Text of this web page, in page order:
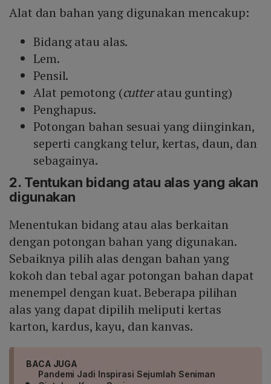
Alat dan bahan yang digunakan mencakup:
Bidang atau alas.
Lem.
Pensil.
Alat pemotong (cutteratau gunting)
Penghapus.
Potongan bahan sesuai yang diinginkan,
seperti cangkang telur, kertas, daun, dan
sebagainya.
2. Tentukan bidang atau alas yang akan
digunakan
Menentukan bidang atau alas berkaitan
dengan potongan bahan yang digunakan.
Sebaiknya pilih alas dengan bahan yang
kokoh dan tebal agar potongan bahan dapat
menempel dengan kuat. Beberapa pilihan
alas yang dapat dipilih meliputi kertas
karton, kardus, kayu, dan kanvas.
BACA JUGA
Pandemi Jadi Inspirasi Sejumlah Seniman